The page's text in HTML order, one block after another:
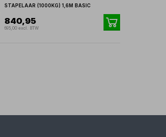
STAPELAAR (1000KG) 1,6M BASIC
840,95
695,00 excl. BTW